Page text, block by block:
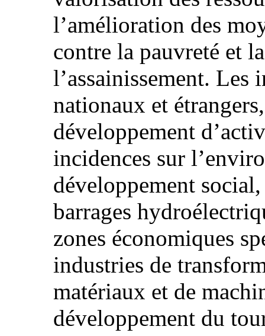
l’amélioration des
contre la pauvreté et
l’assainissement. Les
nationaux et
développement
incidences sur
développement
barrages
zones économiques
industries de
matériaux et de
développement du